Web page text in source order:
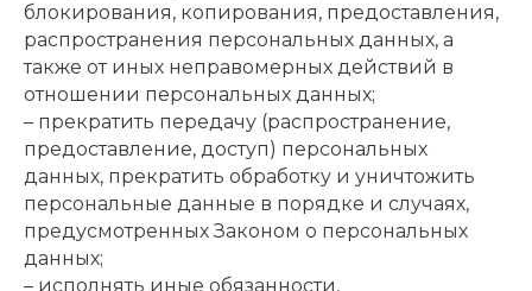
блокирования, копирования, предоставления,
распространения персональных данных, а
также от иных неправомерных действий в
отношении персональных данных;
– прекратить передачу (распространение,
предоставление, доступ) персональных
данных, прекратить обработку и уничтожить
персональные данные в порядке и случаях,
предусмотренных Законом о персональных
данных;
– исполнять иные обязанности,